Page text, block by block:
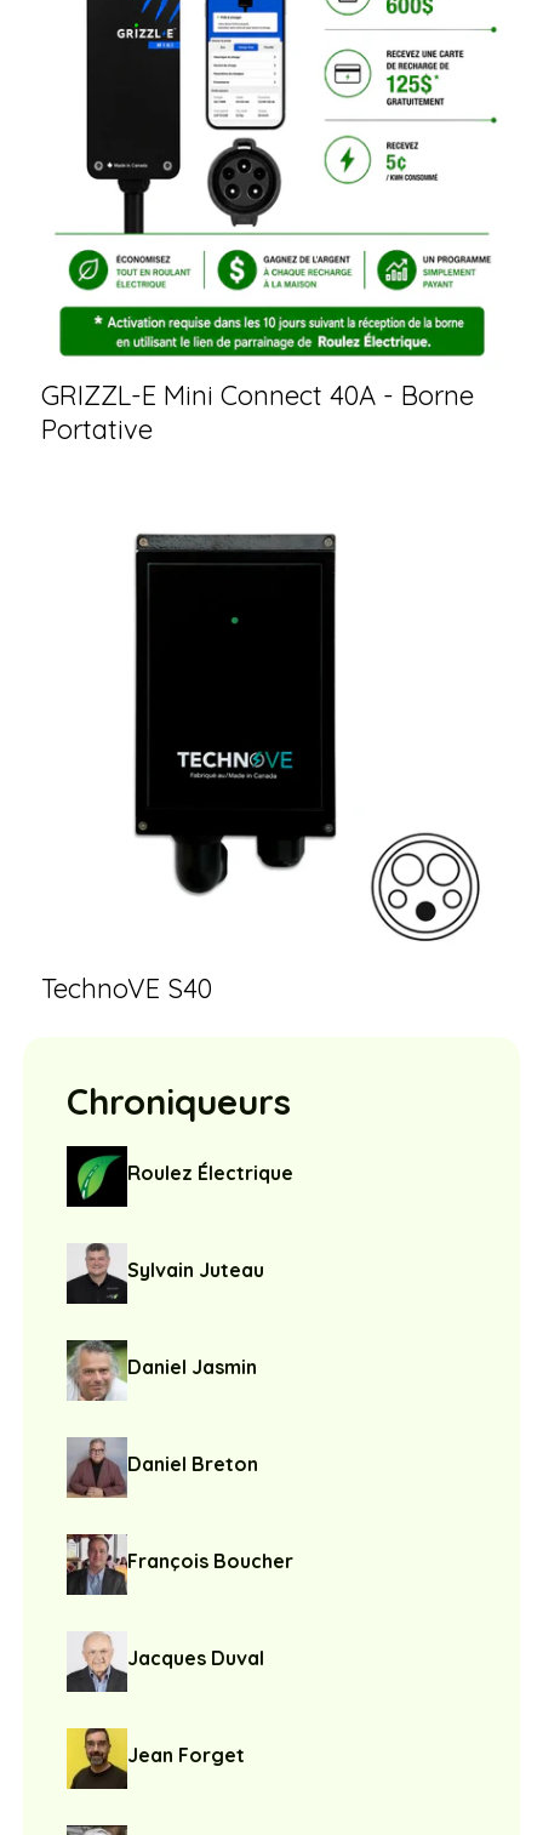
GRIZZL-E Mini Connect 40A - Borne
Portative
TechnoVE S40
Chroniqueurs
Roulez Électrique
Sylvain Juteau
Daniel Jasmin
Daniel Breton
François Boucher
Jacques Duval
Jean Forget